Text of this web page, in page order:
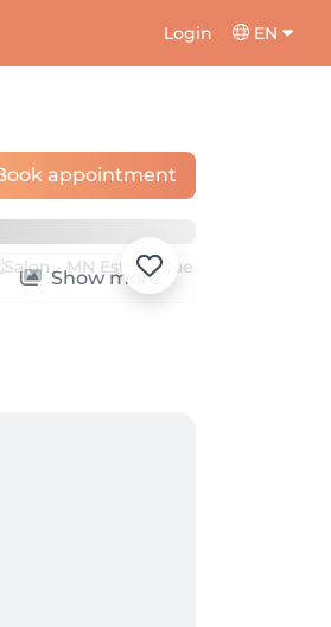
Login EN
appointment
Show more